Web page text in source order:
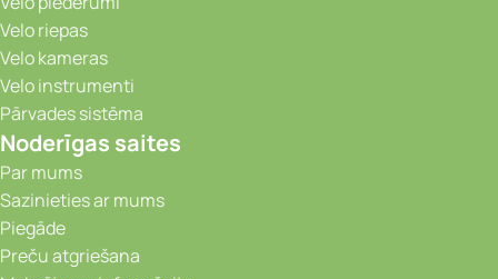
Velo riepas
Velo kameras
Velo instrumenti
Pārvades sistēma
Noderīgas saites
Par mums
Sazinieties ar mums
Piegāde
Preču atgriešana